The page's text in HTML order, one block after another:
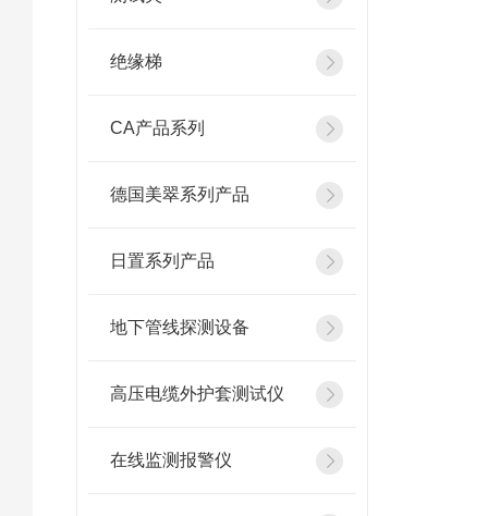
绝缘梯
CA产品系列
德国美翠系列产品
日置系列产品
地下管线探测设备
高压电缆外护套测试仪
在线监测报警仪